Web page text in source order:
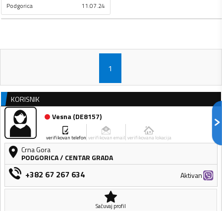
Podgorica 11.07.24
1
KORISNIK
Vesna(DE8157)
verifikovan telefon verifikovan email verifikovana lokacija
Crna Gora
PODGORICA/ CENTAR GRADA
+382 67 267 634 Aktivan
Sačuvaj profil